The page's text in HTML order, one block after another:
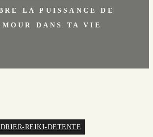
LA PUISSANCE DE
DANS TA VIE
REIKI-DETENTE